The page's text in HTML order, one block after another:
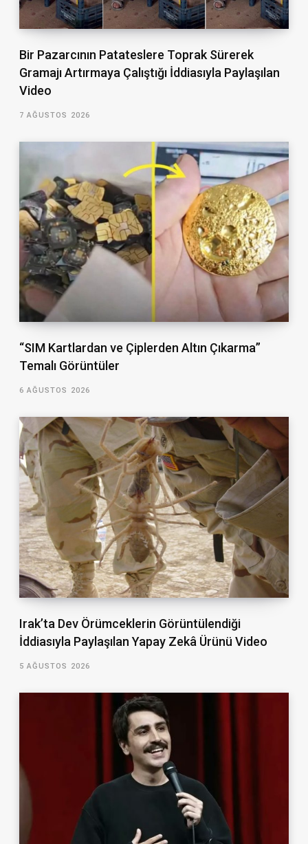
Bir Pazarcının Patateslere Toprak Sürerek
Gramajı Artırmaya Çalıştığı İddiasıyla Paylaşılan
Video
7 AĞUSTOS 2026
“SIM Kartlardan ve Çiplerden Altın Çıkarma”
Temalı Görüntüler
6 AĞUSTOS 2026
Irak’ta Dev Örümceklerin Görüntülendiği
İddiasıyla Paylaşılan Yapay Zekâ Ürünü Video
5 AĞUSTOS 2026